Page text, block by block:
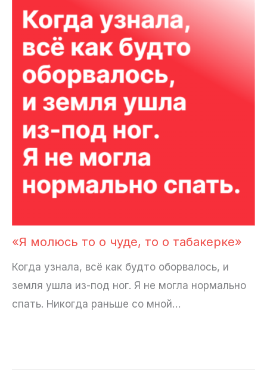
«Я молюсь то о чуде, то о табакерке»
Когда узнала, всё как будто оборвалось, и
земля ушла из-под ног. Я не могла нормально
спать. Никогда раньше со мной…